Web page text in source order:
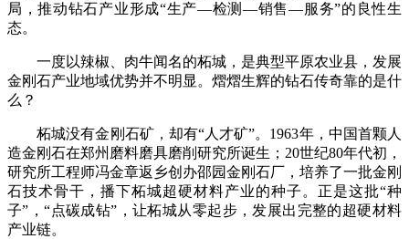
局，推动钻石产业形成“生产—检测—销售—服务”的良性生
态。
一度以辣椒、肉牛闻名的柘城，是典型平原农业县，发展
金刚石产业地域优势并不明显。熠熠生辉的钻石传奇靠的是什
么？
柘城没有金刚石矿，却有“人才矿”。1963年，中国首颗人
造金刚石在郑州磨料磨具磨削研究所诞生；20世纪80年代初，
研究所工程师冯金章返乡创办邵园金刚石厂，培养了一批金刚
石技术骨干，播下柘城超硬材料产业的种子。正是这批“种
子”，“点碳成钻”，让柘城从零起步，发展出完整的超硬材料
产业链。